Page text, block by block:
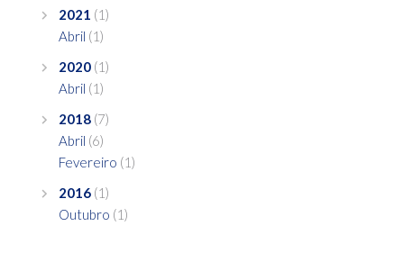
2021 (1)
Abril (1)
2020 (1)
Abril (1)
2018 (7)
Abril (6)
Fevereiro (1)
2016 (1)
Outubro (1)